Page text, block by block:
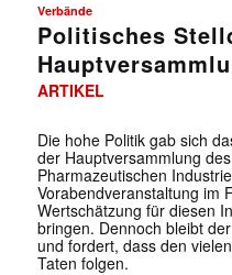
Verbände
Politisches
ARTIKEL
Die hohe Politik gab sich
der Hauptversammlung
Pharmazeutischen
Vorabendveranstaltung im
Wertschätzung für diesen
bringen. Dennoch bleibt
und fordert, dass den
Taten folgen.